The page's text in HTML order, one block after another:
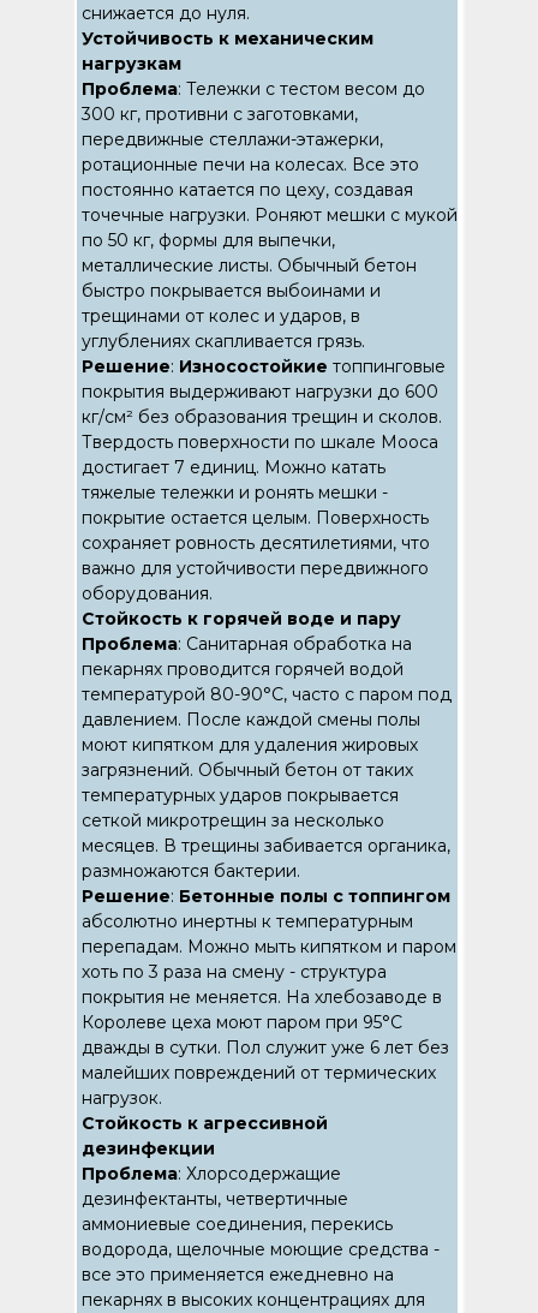
снижается до нуля.
Устойчивость к механическим
нагрузкам
Проблема: Тележки с тестом весом до
300 кг, противни с заготовками,
передвижные стеллажи-этажерки,
ротационные печи на колесах. Все это
постоянно катается по цеху, создавая
точечные нагрузки. Роняют мешки с мукой
по 50 кг, формы для выпечки,
металлические листы. Обычный бетон
быстро покрывается выбоинами и
трещинами от колес и ударов, в
углублениях скапливается грязь.
Решение: Износостойкие топпинговые
покрытия выдерживают нагрузки до 600
кг/см² без образования трещин и сколов.
Твердость поверхности по шкале Мооса
достигает 7 единиц. Можно катать
тяжелые тележки и ронять мешки -
покрытие остается целым. Поверхность
сохраняет ровность десятилетиями, что
важно для устойчивости передвижного
оборудования.
Стойкость к горячей воде и пару
Проблема: Санитарная обработка на
пекарнях проводится горячей водой
температурой 80-90°C, часто с паром под
давлением. После каждой смены полы
моют кипятком для удаления жировых
загрязнений. Обычный бетон от таких
температурных ударов покрывается
сеткой микротрещин за несколько
месяцев. В трещины забивается органика,
размножаются бактерии.
Решение: Бетонные полы с топпингом
абсолютно инертны к температурным
перепадам. Можно мыть кипятком и паром
хоть по 3 раза на смену - структура
покрытия не меняется. На хлебозаводе в
Королеве цеха моют паром при 95°C
дважды в сутки. Пол служит уже 6 лет без
малейших повреждений от термических
нагрузок.
Стойкость к агрессивной
дезинфекции
Проблема: Хлорсодержащие
дезинфектанты, четвертичные
аммониевые соединения, перекись
водорода, щелочные моющие средства -
все это применяется ежедневно на
пекарнях в высоких концентрациях для